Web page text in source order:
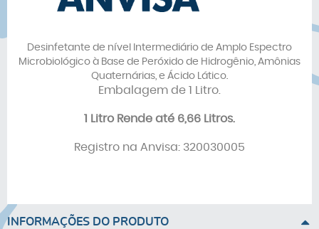
Desinfetante de nível Intermediário de Amplo Espectro
Microbiológico à Base de Peróxido de Hidrogênio, Amônias
Quaternárias, e Ácido Lático.
Embalagem de 1 Litro.
1 Litro Rende até 6,66 Litros.
Registro na Anvisa: 320030005
INFORMAÇÕES DO PRODUTO